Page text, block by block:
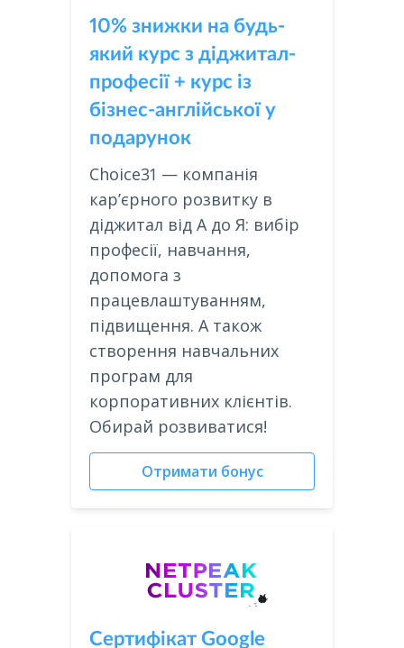
10% знижки на будь-
який курс з діджитал-
професії + курс із
бізнес-англійської у
подарунок
Choice31 — компанія
карʼєрного розвитку в
діджитал від А до Я: вибір
професії, навчання,
допомога з
працевлаштуванням,
підвищення. А також
створення навчальних
програм для
корпоративних клієнтів.
Обирай розвиватися!
Отримати бонус
Сертифікат Google